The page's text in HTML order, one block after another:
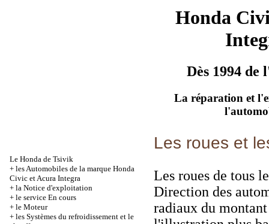
Honda
Dès 1994 de
La réparation et
Le Honda de Tsivik
+ les Automobiles de la marque Honda
Civic et Acura Integra
+ la Notice d'exploitation
+ le service En cours
+ le Moteur
+ les Systèmes du refroidissement et le
Les roues et
Les roues de tous
Direction des
radiaux du